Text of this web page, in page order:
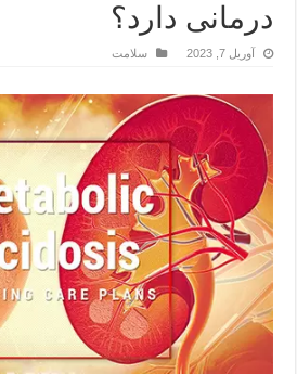
درمانی دارد؟
آوریل 7, 2023 سلامت